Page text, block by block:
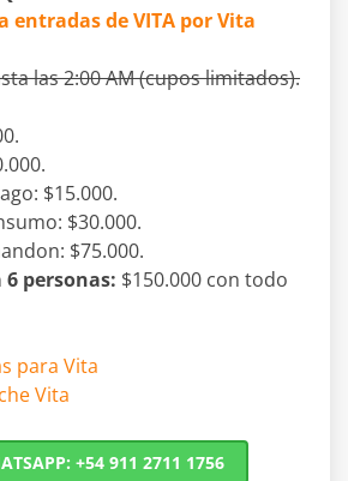
entradas de VITA por Vita
las 2:00 AM (cupos limitados).
$15.000.
$30.000.
$75.000.
6 personas: $150.000 con todo
para Vita
Vita
+54 911 2711 1756